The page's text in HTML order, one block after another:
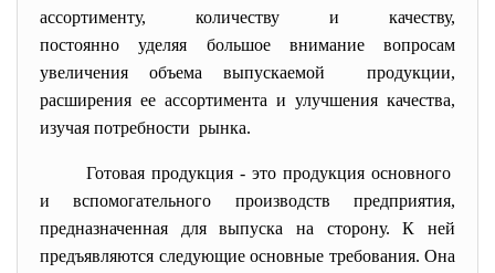
ассортименту, количеству и качеству,
постоянно уделяя большое внимание вопросам
увеличения объема выпускаемой продукции,
расширения ее ассортимента и улучшения качества,
изучая потребности рынка.
Готовая продукция - это продукция основного
и вспомогательного производств предприятия,
предназначенная для выпуска на сторону. К ней
предъявляются следующие основные требования. Она